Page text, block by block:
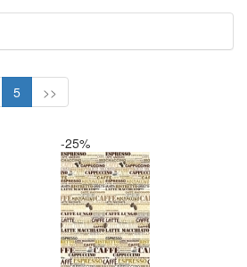
5 >>
-25%